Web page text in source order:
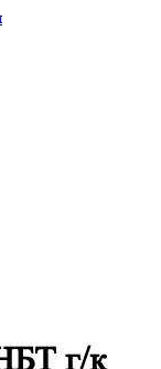
г/к